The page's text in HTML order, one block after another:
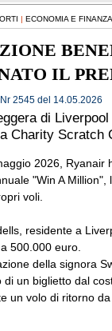
| ECONOMIA E FINANZA
IL
Nr 2545 del 14.05.2026
di
Charity Scratch
2026, Ryanair
"Win A
voli.
residente a
500.000 euro.
della signora
di un biglietto dal
un volo di ritorno